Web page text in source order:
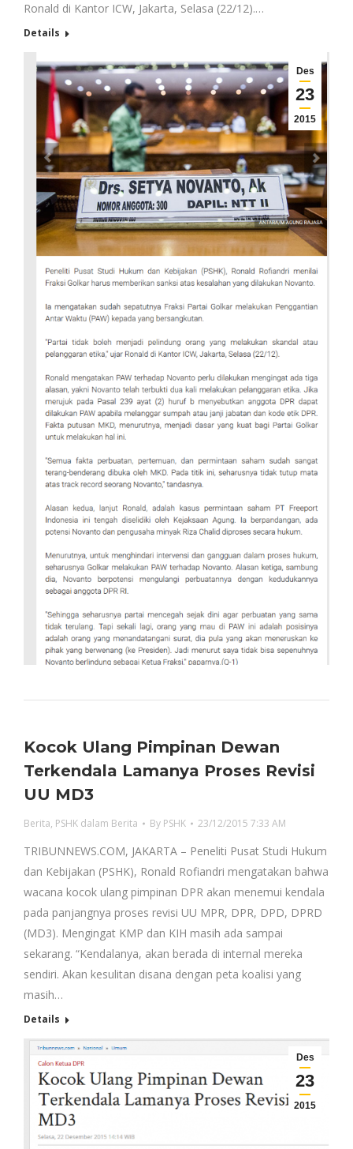
Ronald di Kantor ICW, Jakarta, Selasa (22/12).…
Details
Des
23
2015
Kocok Ulang Pimpinan Dewan
Terkendala Lamanya Proses Revisi
UU MD3
Berita, PSHK dalam Berita By PSHK 23/12/2015 7:33 AM
TRIBUNNEWS.COM, JAKARTA – Peneliti Pusat Studi Hukum
dan Kebijakan (PSHK), Ronald Rofiandri mengatakan bahwa
wacana kocok ulang pimpinan DPR akan menemui kendala
pada panjangnya proses revisi UU MPR, DPR, DPD, DPRD
(MD3). Mengingat KMP dan KIH masih ada sampai
sekarang. “Kendalanya, akan berada di internal mereka
sendiri. Akan kesulitan disana dengan peta koalisi yang
masih…
Details
Des
23
2015